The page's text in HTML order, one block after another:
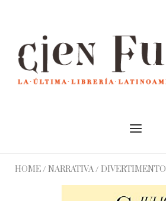
Menu
HOME/ NARRATIVA/ DIVERTIMENTO